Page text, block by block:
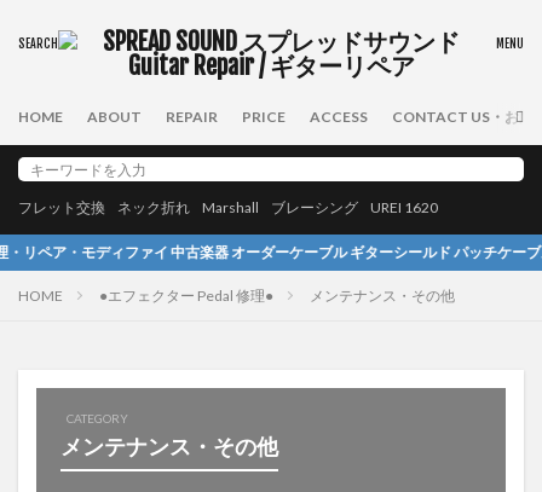
HOME ABOUT REPAIR PRICE ACCESS CONTACT US・お問
フレット交換 ネック折れ Marshall ブレーシング UREI 1620
モディファイ 中古楽器 オーダーケーブル ギターシールド パッチケーブル スピ
HOME ●エフェクター Pedal 修理● メンテナンス・その他
CATEGORY
メンテナンス・その他